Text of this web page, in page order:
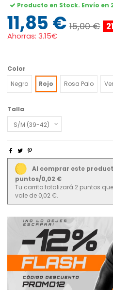
Producto en Stock. Envío en
11,85 € 15,00 €
Ahorras: 3.15€
Color
Negro
Rojo Rosa Palo
Talla
Al comprar este
puntos/0,02 €
Tu carrito totalizará 2 puntos
vale de 0,02 €.